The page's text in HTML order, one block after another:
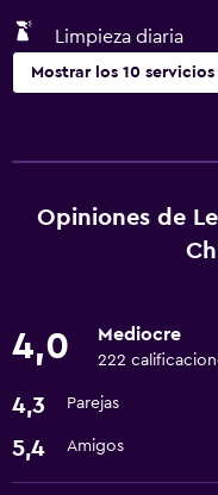
Limpieza diaria
Mostrar los 10 servicios
Instalaciones para
Recepción 24 horas
Artículos de aseo gratis
Piscina y spa
Bañera de hidromasaje
Opiniones de
4,0 Mediocre
222
4,3 Parejas
5,4 Amigos